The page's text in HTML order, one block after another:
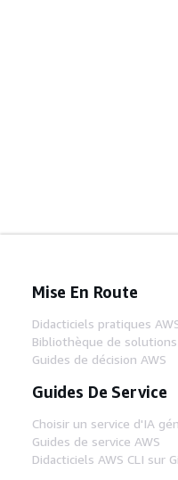
Mise En Route
Didacticiels pratiques
Bibliothèque de solutions
Guides de décision AWS
Guides De Service
Choisir un service d'IA
Guides de service AWS
Didacticiels AWS CLI sur